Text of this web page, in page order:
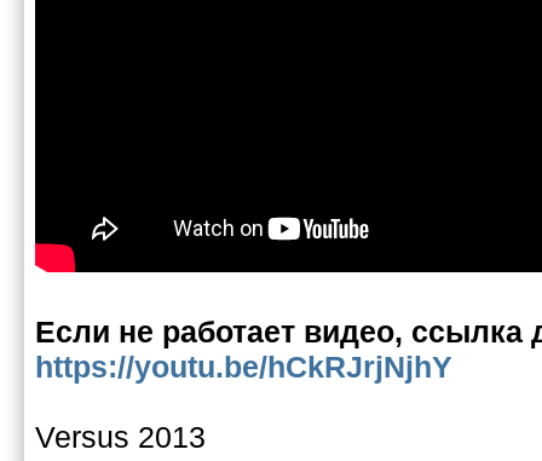
Если не работает видео, ссылка
https://youtu.be/hCkRJrjNjhY
Versus 2013